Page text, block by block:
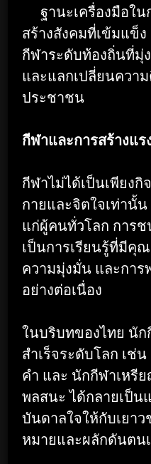
ฐานะเครื่องมือใ
สร้างสังคมที่เข้มแข็
กีฬาระดับท้องถิ่นที่มุ่
และแลกเปลี่ยนควา
ประชาชน
กีฬาและการสร้างแ
กีฬาไม่ได้เป็นเพียง
กายและจิตใจเท่านั้
แก่ผู้คนทั่วโลก การ
เป็นการเรียนรู้ที่มีคุ
ความมุ่งมั่น และกา
อย่างต่อเนื่อง
ในบริบทของไทย นั
สำเร็จระดับโลก เช่
คำ และ นักกีฬาเหรี
พลสนะ ได้กลายเป็น
บันดาลใจให้กับเยา
หมายและผลักดันตนเ